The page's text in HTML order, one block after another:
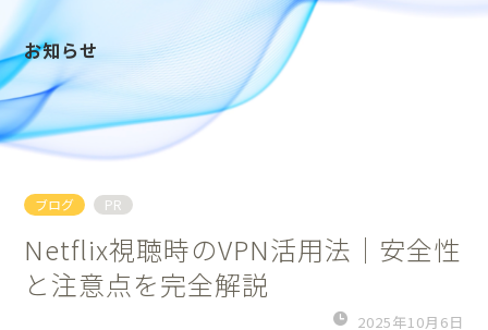
お知らせ
ブログ PR
Netflix視聴時のVPN活用法｜安全性
と注意点を完全解説
2025年10月6日